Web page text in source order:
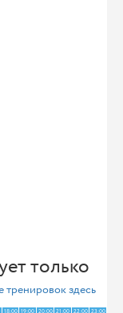
только
тренировок здесь
18:00 19:00 20:00 21:00 22:00 23:00